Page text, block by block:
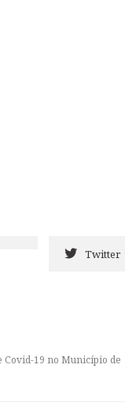
Twitter
Covid-19 no Município de